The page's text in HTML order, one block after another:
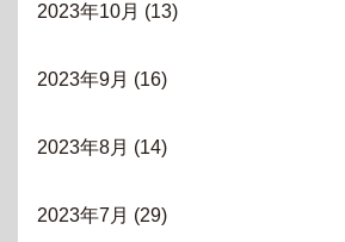
2023年10月 (13)
2023年9月 (16)
2023年8月 (14)
2023年7月 (29)